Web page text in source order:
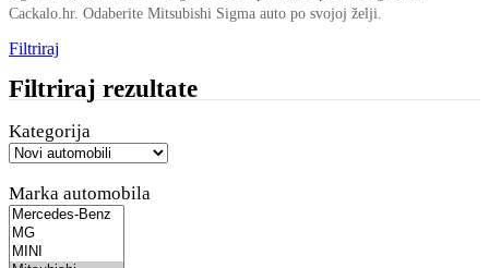
Cackalo.hr. Odaberite Mitsubishi Sigma auto po svojoj želji.
Filtriraj
Filtriraj rezultate
Kategorija
Marka automobila